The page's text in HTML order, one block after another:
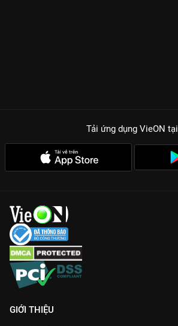
Tải ứng dụng VieON tại
GIỚI THIỆU